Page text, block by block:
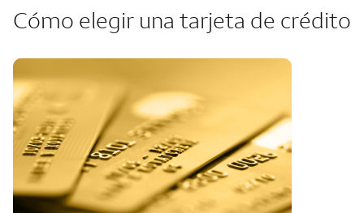
Cómo elegir una tarjeta de crédito